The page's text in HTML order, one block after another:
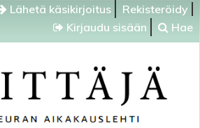
Lähetä käsikirjoitus
Rekisteröidy
Kirjaudu sisään
Hae